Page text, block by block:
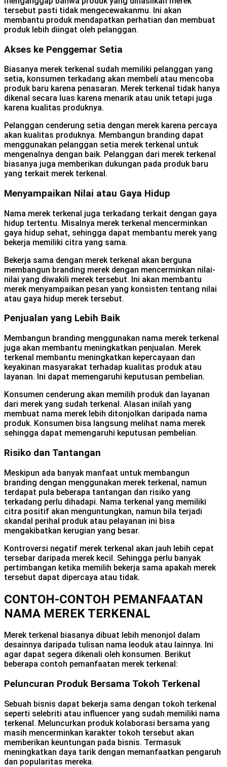
tersebut pasti tidak mengecewakanmu. Ini akan
membantu produk mendapatkan perhatian dan membuat
produk lebih diingat oleh pelanggan.
Akses ke Penggemar Setia
Biasanya merek terkenal sudah memiliki pelanggan yang
setia, konsumen terkadang akan membeli atau mencoba
produk baru karena penasaran. Merek terkenal tidak hanya
dikenal secara luas karena menarik atau unik tetapi juga
karena kualitas produknya.
Pelanggan cenderung setia dengan merek karena percaya
akan kualitas produknya. Membangun branding dapat
menggunakan pelanggan setia merek terkenal untuk
mengenalnya dengan baik. Pelanggan dari merek terkenal
biasanya juga memberikan dukungan pada produk baru
yang terkait merek terkenal.
Menyampaikan Nilai atau Gaya Hidup
Nama merek terkenal juga terkadang terkait dengan gaya
hidup tertentu. Misalnya merek terkenal mencerminkan
gaya hidup sehat, sehingga dapat membantu merek yang
bekerja memiliki citra yang sama.
Bekerja sama dengan merek terkenal akan berguna
membangun branding merek dengan mencerminkan nilai-
nilai yang diwakili merek tersebut. Ini akan membantu
merek menyampaikan pesan yang konsisten tentang nilai
atau gaya hidup merek tersebut.
Penjualan yang Lebih Baik
Membangun branding menggunakan nama merek terkenal
juga akan membantu meningkatkan penjualan. Merek
terkenal membantu meningkatkan kepercayaan dan
keyakinan masyarakat terhadap kualitas produk atau
layanan. Ini dapat memengaruhi keputusan pembelian.
Konsumen cenderung akan memilih produk dan layanan
dari merek yang sudah terkenal. Alasan inilah yang
membuat nama merek lebih ditonjolkan daripada nama
produk. Konsumen bisa langsung melihat nama merek
sehingga dapat memengaruhi keputusan pembelian.
Risiko dan Tantangan
Meskipun ada banyak manfaat untuk membangun
branding dengan menggunakan merek terkenal, namun
terdapat pula beberapa tantangan dan risiko yang
terkadang perlu dihadapi. Nama terkenal yang memiliki
citra positif akan menguntungkan, namun bila terjadi
skandal perihal produk atau pelayanan ini bisa
mengakibatkan kerugian yang besar.
Kontroversi negatif merek terkenal akan jauh lebih cepat
tersebar daripada merek kecil. Sehingga perlu banyak
pertimbangan ketika memilih bekerja sama apakah merek
tersebut dapat dipercaya atau tidak.
CONTOH-CONTOH PEMANFAATAN
NAMA MEREK TERKENAL
Merek terkenal biasanya dibuat lebih menonjol dalam
desainnya daripada tulisan nama leoduk atau lainnya. Ini
agar dapat segera dikenali oleh konsumen. Berikut
beberapa contoh pemanfaatan merek terkenal:
Peluncuran Produk Bersama Tokoh Terkenal
Sebuah bisnis dapat bekerja sama dengan tokoh terkenal
seperti selebriti atau influencer yang sudah memiliki nama
terkenal. Meluncurkan produk kolaborasi bersama yang
masih mencerminkan karakter tokoh tersebut akan
memberikan keuntungan pada bisnis. Termasuk
meningkatkan daya tarik dengan memanfaatkan pengaruh
dan popularitas mereka.